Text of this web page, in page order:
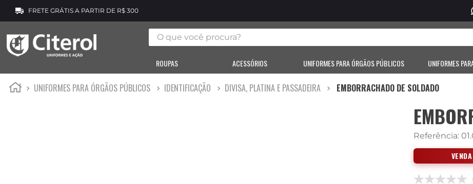
FRETE GRÁTIS A PARTIR DE R$ 300
O que você procura?
ROUPAS ACESSÓRIOS UNIFORMES PARA ÓRGÃOS PÚBLICOS UNIFORMES
UNIFORMES PARA ÓRGÃOS PÚBLICOS IDENTIFICAÇÃO DIVISA, PLATINA E PASSADEIRA EMBORRACHADO DE SOLDADO
Referência: